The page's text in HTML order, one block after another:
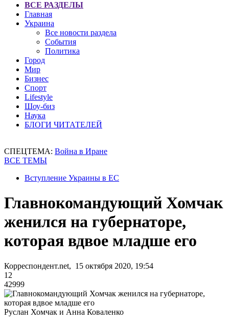
ВСЕ РАЗДЕЛЫ
Главная
Украина
Все новости раздела
События
Политика
Город
Мир
Бизнес
Спорт
Lifestyle
Шоу-биз
Наука
БЛОГИ ЧИТАТЕЛЕЙ
СПЕЦТЕМА: Война в Иране
ВСЕ ТЕМЫ
Вступление Украины в ЕС
Главнокомандующий Хомчак
женился на губернаторе,
которая вдвое младше его
Корреспондент.net, 15 октября 2020, 19:54
12
42999
Руслан Хомчак и Анна Коваленко